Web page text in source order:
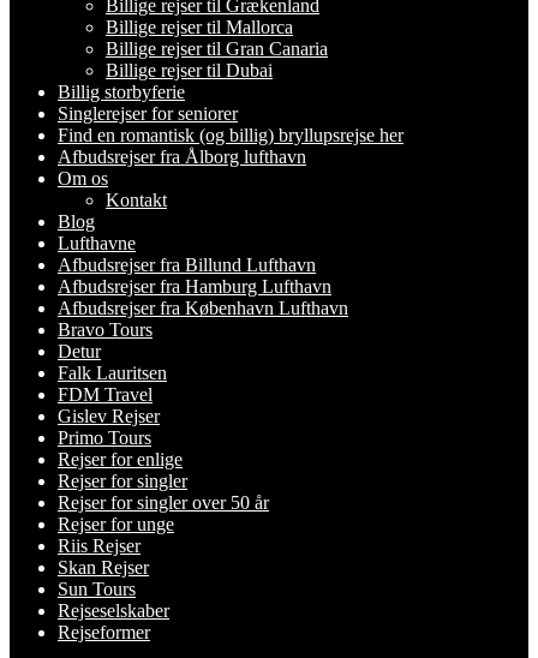
Billige rejser til Grækenland
Billige rejser til Mallorca
Billige rejser til Gran Canaria
Billige rejser til Dubai
Billig storbyferie
Singlerejser for seniorer
Find en romantisk (og billig) bryllupsrejse her
Afbudsrejser fra Ålborg lufthavn
Om os
Kontakt
Blog
Lufthavne
Afbudsrejser fra Billund Lufthavn
Afbudsrejser fra Hamburg Lufthavn
Afbudsrejser fra København Lufthavn
Bravo Tours
Detur
Falk Lauritsen
FDM Travel
Gislev Rejser
Primo Tours
Rejser for enlige
Rejser for singler
Rejser for singler over 50 år
Rejser for unge
Riis Rejser
Skan Rejser
Sun Tours
Rejseselskaber
Rejseformer